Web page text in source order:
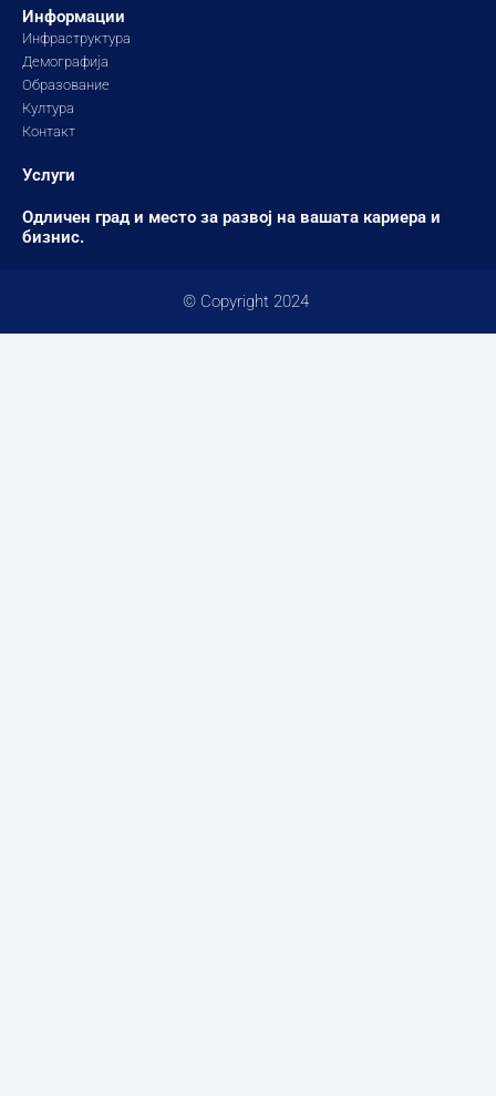
Информации
Инфраструктура
Демографија
Образование
Култура
Контакт
Услуги
Одличен град и место за развој на вашата кариера и
бизнис.
© Copyright 2024